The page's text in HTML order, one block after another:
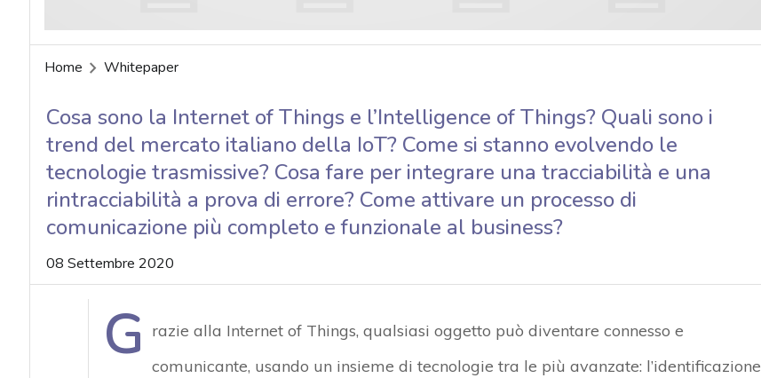
Home Whitepaper
Cosa sono la Internet of Things e l’Intelligence of Things? Quali sono i
trend del mercato italiano della IoT? Come si stanno evolvendo le
tecnologie trasmissive? Cosa fare per integrare una tracciabilità e una
rintracciabilità a prova di errore? Come attivare un processo di
comunicazione più completo e funzionale al business?
08 Settembre 2020
G
razie alla Internet of Things, qualsiasi oggetto può diventare connesso e
comunicante, usando un insieme di tecnologie tra le più avanzate: l’identificazione